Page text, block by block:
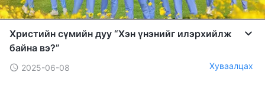
Христийн сүмийн дуу “Хэн үнэнийг илэрхийлж
байна вэ?”
2025-06-08 Хуваалцах